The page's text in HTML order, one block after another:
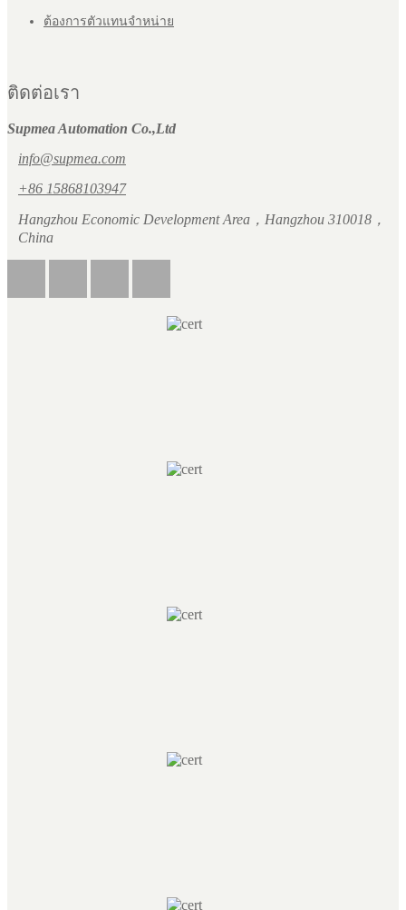
ต้องการตัวแทนจำหน่าย
ติดต่อเรา
Supmea Automation Co.,Ltd
info@supmea.com
+86 15868103947
Hangzhou Economic Development Area，Hangzhou 310018，
China